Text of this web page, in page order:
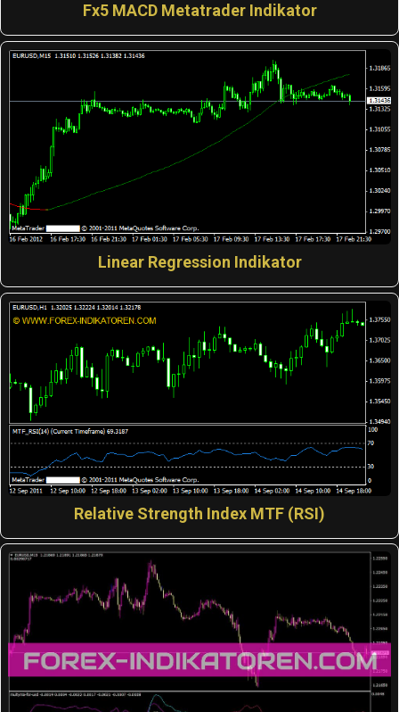
Fx5 MACD Metatrader Indikator
Linear Regression Indikator
Relative Strength Index MTF (RSI)